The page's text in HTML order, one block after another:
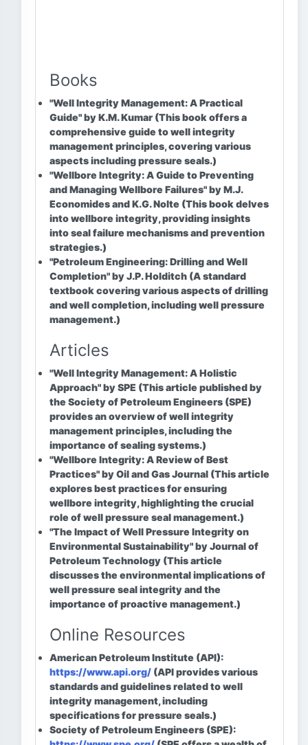
Books
"Well Integrity Management: A Practical
Guide" by K.M. Kumar (This book offers a
comprehensive guide to well integrity
management principles, covering various
aspects including pressure seals.)
"Wellbore Integrity: A Guide to Preventing
and Managing Wellbore Failures" by M.J.
Economides and K.G. Nolte (This book delves
into wellbore integrity, providing insights
into seal failure mechanisms and prevention
strategies.)
"Petroleum Engineering: Drilling and Well
Completion" by J.P. Holditch (A standard
textbook covering various aspects of drilling
and well completion, including well pressure
management.)
Articles
"Well Integrity Management: A Holistic
Approach" by SPE (This article published by
the Society of Petroleum Engineers (SPE)
provides an overview of well integrity
management principles, including the
importance of sealing systems.)
"Wellbore Integrity: A Review of Best
Practices" by Oil and Gas Journal (This article
explores best practices for ensuring
wellbore integrity, highlighting the crucial
role of well pressure seal management.)
"The Impact of Well Pressure Integrity on
Environmental Sustainability" by Journal of
Petroleum Technology (This article
discusses the environmental implications of
well pressure seal integrity and the
importance of proactive management.)
Online Resources
American Petroleum Institute (API):
https://www.api.org/ (API provides various
standards and guidelines related to well
integrity management, including
specifications for pressure seals.)
Society of Petroleum Engineers (SPE):